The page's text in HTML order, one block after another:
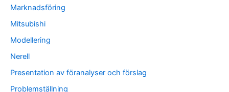
Marknadsföring
Mitsubishi
Modellering
Nerell
Presentation av föranalyser och förslag
Problemställning